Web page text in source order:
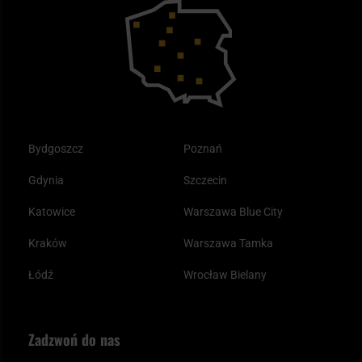
Bydgoszcz
Gdynia
Katowice
Kraków
Łódź
Poznań
Szczecin
Warszawa Blue City
Warszawa Tamka
Wrocław Bielany
Plecak ewakuacyjny preppersa
Zadzwoń do nas